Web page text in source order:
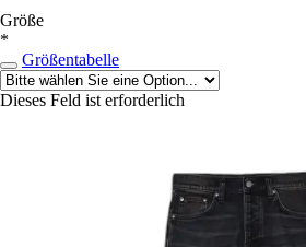
Größe
*
Größentabelle
Dieses Feld ist erforderlich